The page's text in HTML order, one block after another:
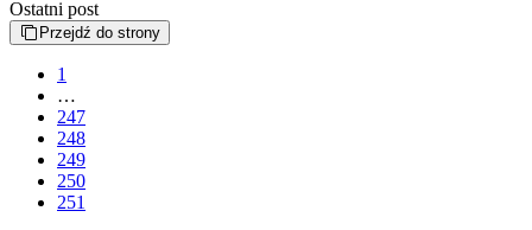
Ostatni post
Przejdź do strony
1
…
247
248
249
250
251